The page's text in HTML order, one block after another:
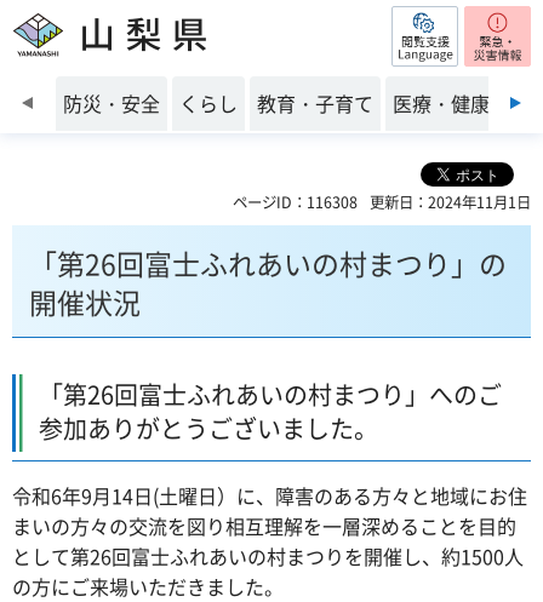
山梨県 閲覧支援
前のスライドを表示
防災・安全 くらし 教育・子育て 医療・健康・福
ページID：116308 更新日：2024年11月1日
「第26回富士ふれあいの村まつり」の
開催状況
「第26回富士ふれあいの村まつり」へのご
参加ありがとうございました。
令和6年9月14日(土曜日）に、障害のある方々と地域にお住
まいの方々の交流を図り相互理解を一層深めることを目的
として第26回富士ふれあいの村まつりを開催し、約1500人
の方にご来場いただきました。